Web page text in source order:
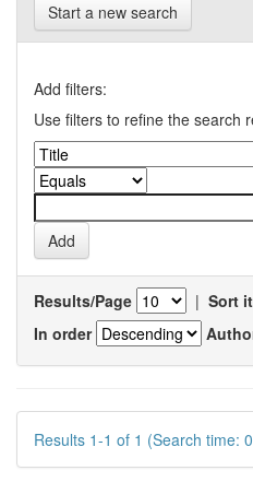
Start a new search
Add filters:
Use filters to refine the search
Results/Page | Sort
In order
Results 1-1 of 1 (Search time: